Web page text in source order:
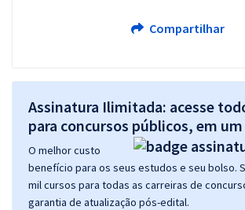
Compartilhar
Assinatura Ilimitada: acesse
para concursos públicos, em
O melhor custo
benefício para os seus estudos e seu bolso.
mil cursos para todas as carreiras de
garantia de atualização pós-edital.